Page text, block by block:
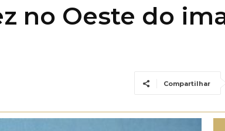
no Oeste do
Compartilhar